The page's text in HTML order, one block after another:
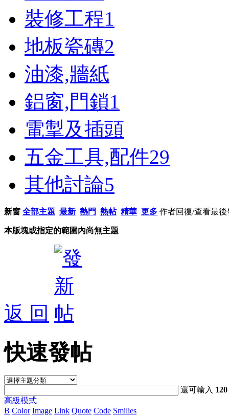
裝修工程1
地板瓷磚2
油漆,牆紙
鋁窗,門鎖1
電掣及插頭
五金工具,配件29
其他討論5
新窗 全部主題 最新 熱門 熱帖 精華 更多 作者回復/查看最後
本版塊或指定的範圍內尚無主題
返 回
快速發帖
還可輸入 120
高級模式
B Color Image Link Quote Code Smilies